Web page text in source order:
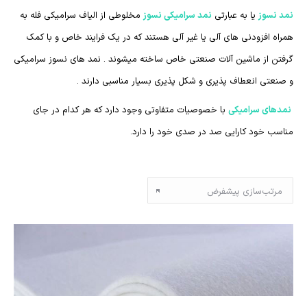
نمد نسوزیا به عبارتی نمد سرامیکی نسوزمخلوطی از الیاف سرامیکی فله به
همراه افزودنی های آلی یا غیر آلی هستند که در یک فرایند خاص و با کمک
گرفتن از ماشین آلات صنعتی خاص ساخته میشوند . نمد های نسوز سرامیکی
و صنعتی انعطاف پذیری و شکل پذیری بسیار مناسبی دارند .
نمدهای سرامیکی با خصوصیات متفاوتی وجود دارد که هر کدام در جای
مناسب خود کارایی صد در صدی خود را دارد.